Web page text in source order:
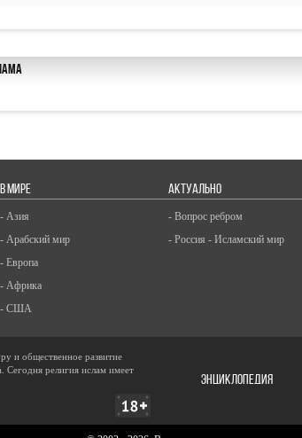
В МИРЕ
- Азия
- Арабский мир
- Европа
- Африка
- США
АКТУАЛЬНО
- Вопрос ребром
- Россия - Исламский мир
и общественное развитие
Сегодня религия ислам имеет
ЭНЦИКЛОПЕДИЯ